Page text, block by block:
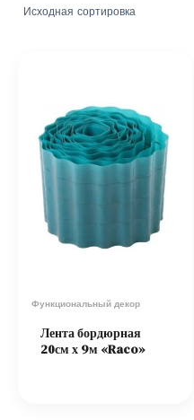
Функциональный декор
Лента бордюрная
20см х 9м «Raco»